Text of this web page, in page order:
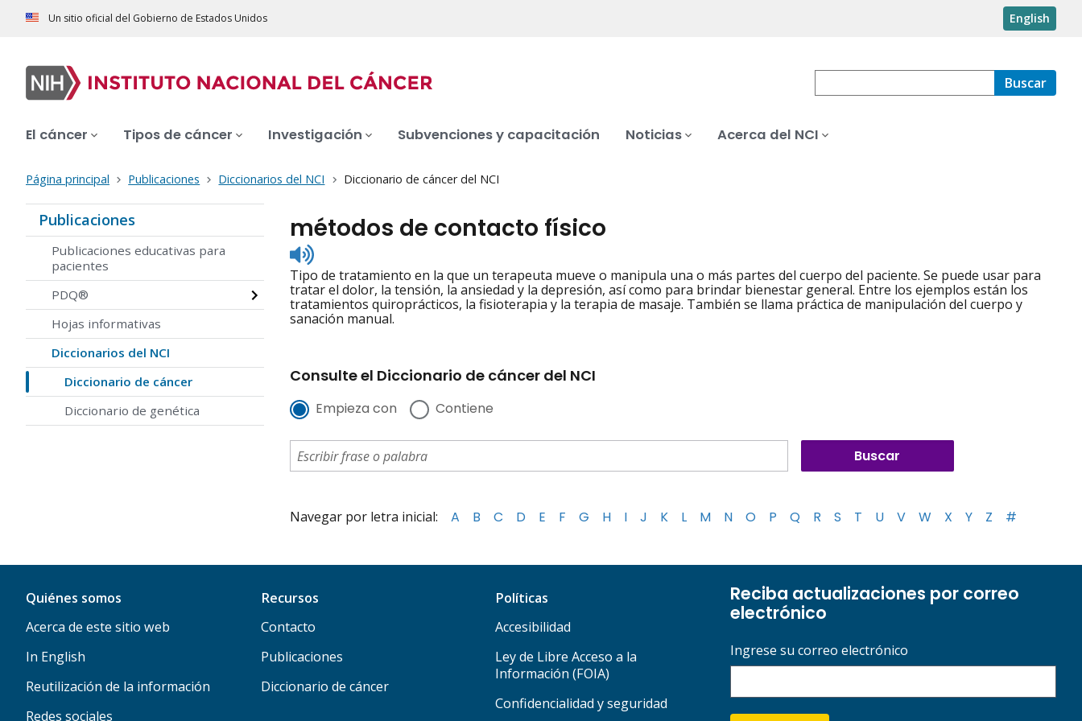
Un sitio oficial del Gobierno de Estados Unidos English
Buscar
El cáncer Tipos de cáncer Investigación Subvenciones y capacitación Noticias Acerca del NCI
Página principal Publicaciones Diccionarios del NCI Diccionario de cáncer del NCI
Publicaciones
Publicaciones educativas para
pacientes
PDQ®
Hojas informativas
Diccionarios del NCI
Diccionario de cáncer
Diccionario de genética
métodos de contacto físico
Listen
to
pronunciation
Tipo de tratamiento en la que un terapeuta mueve o manipula una o más partes del cuerpo del paciente. Se puede usar para
tratar el dolor, la tensión, la ansiedad y la depresión, así como para brindar bienestar general. Entre los ejemplos están los
tratamientos quiroprácticos, la fisioterapia y la terapia de masaje. También se llama práctica de manipulación del cuerpo y
sanación manual.
Consulte el Diccionario de cáncer del NCI
Empieza con Contiene
Navegar por letra inicial: A B C D E F G H I J K L M N O P Q R S T U V W X Y Z #
Quiénes somos
Acerca de este sitio web
In English
Reutilización de la información
Redes sociales
Recursos
Contacto
Publicaciones
Diccionario de cáncer
Políticas
Accesibilidad
Ley de Libre Acceso a la
Información (FOIA)
Confidencialidad y seguridad
Reciba actualizaciones por correo
electrónico
Ingrese su correo electrónico